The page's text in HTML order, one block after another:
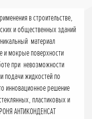
в строительстве,
и общественных зданий
материал
и мокрые поверхности
при невозможности
подачи жидкостей по
инновационное решение
пластиковых и
АНТИКОНДЕНСАТ